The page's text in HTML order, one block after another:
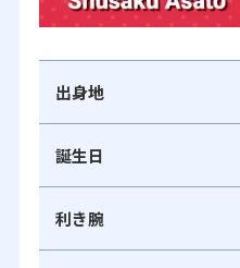
出身地
誕生日
利き腕